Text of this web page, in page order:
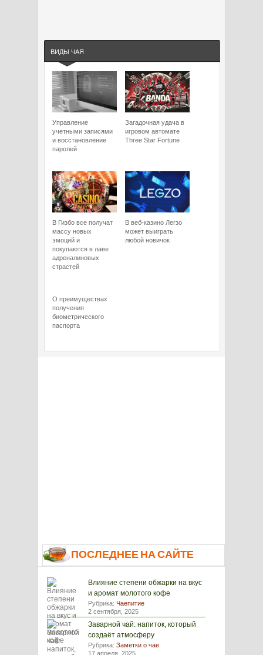
ВИДЫ ЧАЯ
Управление
учетными записями
и восстановление
паролей
Загадочная удача в
игровом автомате
Three Star Fortune
В Гизбо все получат
массу новых
эмоций и
покупаются в лаве
адреналиновых
страстей
В веб-казино Легзо
может выиграть
любой новичок
О преимуществах
получения
биометрического
паспорта
ПОСЛЕДНЕЕ НА САЙТЕ
Влияние степени обжарки на вкус
и аромат молотого кофе
Рубрика: Чаепитие
2 сентября, 2025
Заварной чай: напиток, который
создаёт атмосферу
Рубрика: Заметки о чае
17 апреля, 2025